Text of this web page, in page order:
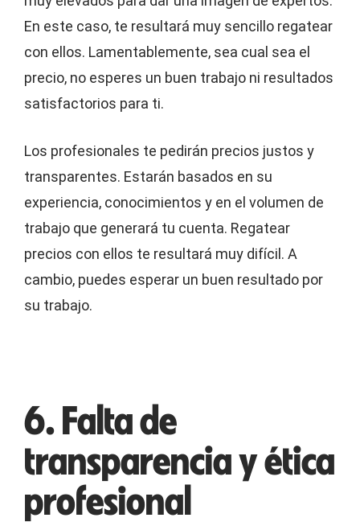
En este caso, te resultará muy sencillo regatear
con ellos. Lamentablemente, sea cual sea el
precio, no esperes un buen trabajo ni resultados
satisfactorios para ti.
Los profesionales te pedirán precios justos y
transparentes. Estarán basados en su
experiencia, conocimientos y en el volumen de
trabajo que generará tu cuenta. Regatear
precios con ellos te resultará muy difícil. A
cambio, puedes esperar un buen resultado por
su trabajo.
6. Falta de
transparencia y ética
profesional